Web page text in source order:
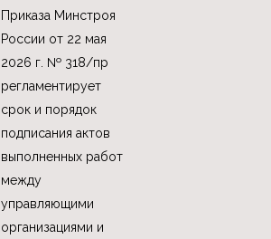
Приказа Минстроя
России от 22 мая
2026 г. № 318/пр
регламентирует
срок и порядок
подписания актов
выполненных работ
между
управляющими
организациями и